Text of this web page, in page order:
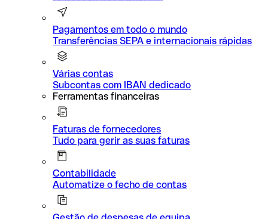
Pagamentos em todo o mundo
Transferências SEPA e internacionais rápidas
Várias contas
Subcontas com IBAN dedicado
Ferramentas financeiras
Faturas de fornecedores
Tudo para gerir as suas faturas
Contabilidade
Automatize o fecho de contas